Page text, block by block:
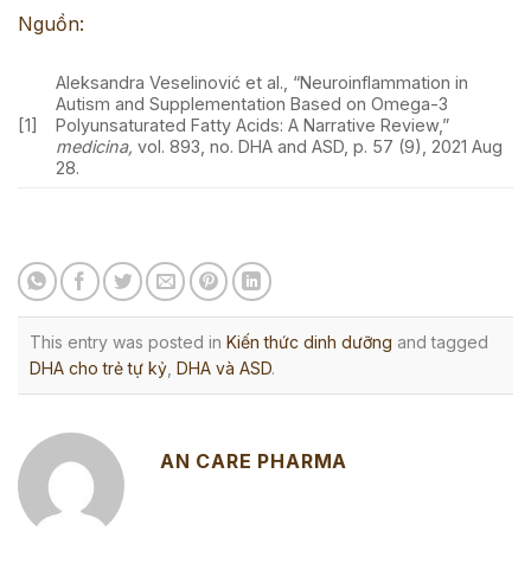
Nguồn:
[1]
Aleksandra Veselinović et al., “Neuroinflammation in
Autism and Supplementation Based on Omega-3
Polyunsaturated Fatty Acids: A Narrative Review,”
medicina,vol. 893, no. DHA and ASD, p. 57 (9), 2021 Aug
28.
This entry was posted in Kiến thức dinh dưỡng and tagged
DHA cho trẻ tự kỷ DHA và ASD.
AN CARE PHARMA